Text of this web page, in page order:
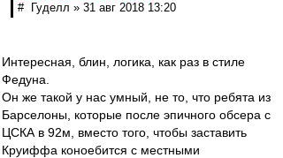
# Гуделл » 31 авг 2018 13:20
Интересная, блин, логика, как раз в стиле
Федуна.
Он же такой у нас умный, не то, что ребята из
Барселоны, которые после эпичного обсера с
ЦСКА в 92м, вместо того, чтобы заставить
Круиффа коноебится с местными